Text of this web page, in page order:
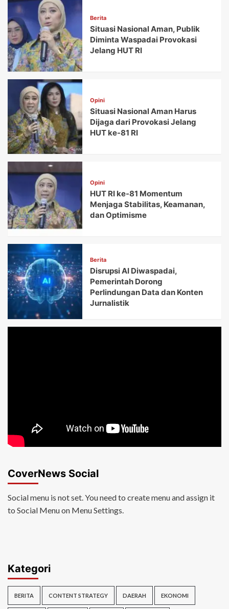
Berita
Situasi Nasional Aman, Publik
Diminta Waspadai Provokasi
Jelang HUT RI
Opini
Situasi Nasional Aman Harus
Dijaga dari Provokasi Jelang
HUT ke-81 RI
Opini
HUT RI ke-81 Momentum
Menjaga Stabilitas, Keamanan,
dan Optimisme
Berita
Disrupsi AI Diwaspadai,
Pemerintah Dorong
Perlindungan Data dan Konten
Jurnalistik
CoverNews Social
Social menu is not set. You need to create menu and assign it
to Social Menu on Menu Settings.
Kategori
BERITA CONTENT STRATEGY DAERAH EKONOMI